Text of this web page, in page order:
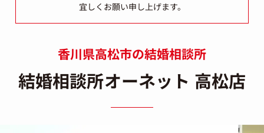
宜しくお願い申し上げます。
香川県高松市の結婚相談所
結婚相談所オーネット 高松店